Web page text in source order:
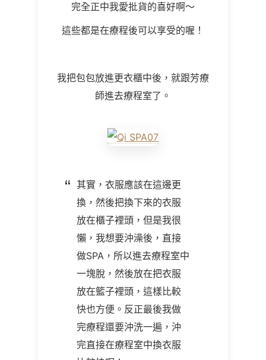
完全正中我愛批貨的喜好啊～
這些都是在療程後可以享受的喔！
我把包包放進更衣櫃中後，就跟芳療
師進去療程室了。
其實，衣服應該在這邊更
換，然後把換下來的衣服
放在櫃子裡頭，但是我很
懶，我想要沖澡後，直接
做SPA，所以進去療程室中
一塊脫，然後放在把衣服
放在籃子裡頭，這樣比較
快也方便。反正最後我做
完療程還要沖洗一遍，沖
完直接在療程室中換衣服